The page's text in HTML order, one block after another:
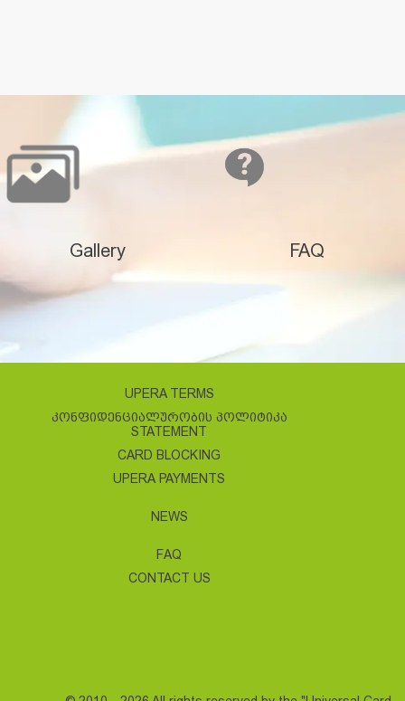
Gallery FAQ
UPERA TERMS
ᲙᲝᲜᲤᲘᲓᲔᲜᲪᲘᲐᲚᲣᲠᲝᲑᲘᲡ ᲞᲝᲚᲘᲢᲘᲙᲐ
STATEMENT
CARD BLOCKING
UPERA PAYMENTS
NEWS
FAQ
CONTACT US